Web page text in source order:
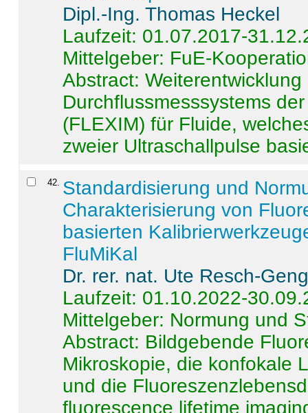
Dipl.-Ing. Thomas Heckel
Laufzeit: 01.07.2017-
Mittelgeber: FuE-
Abstract:
Durchflussmesssystems
(FLEXIM) für Fluide,
zweier Ultraschallpulse
42. Standardisierung und
Charakterisierung von
basierten
FluMiKal
Dr. rer. nat. Ute Resch-
Laufzeit: 01.10.2022-
Mittelgeber: Normung und
Abstract: Bildgebende
Mikroskopie, die konfokale
und die
fluorescence lifetime